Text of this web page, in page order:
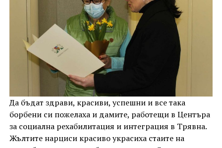
Да бъдат здрави, красиви, успешни и все така
борбени си пожелаха и дамите, работещи в Центъра
за социална рехабилитация и интеграция в Трявна.
Жълтите нарциси красиво украсиха стаите на